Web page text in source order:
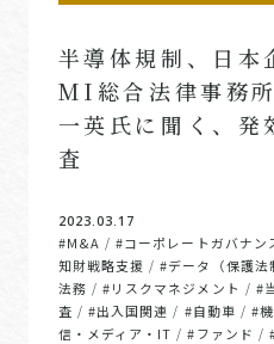
半導体規制、日本
MI総合法律事務
一英氏に聞く、発
査
2023.03.17
#M&A /#コーポレートガバナン
知財戦略支援 /#データ（保護法
法務 / #リスクマネジメント / #
査 / #出入国関連 / #自動車 /#
信・メディア・IT /#ファンド /